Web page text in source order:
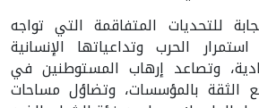
للتحديات المتفاقمة التي تواجه
الحرب وتداعياتها الإنسانية
وتصاعد إرهاب المستوطنين في
الثقة بالمؤسسات، وتضاؤل مساحات